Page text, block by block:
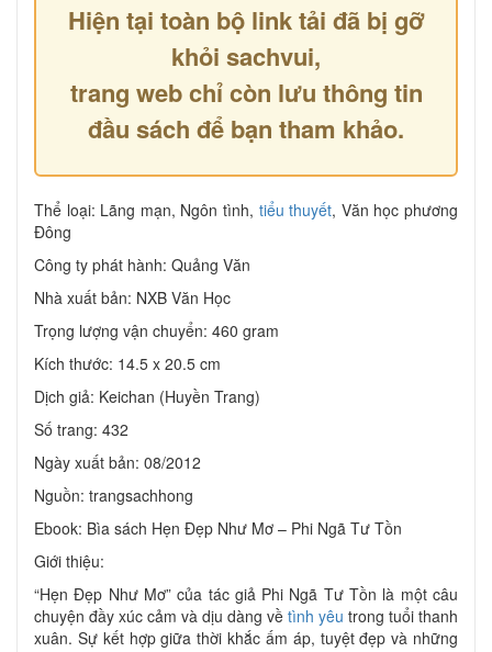
Hiện tại toàn bộ link tải đã bị gỡ
khỏi sachvui,
trang web chỉ còn lưu thông tin
đầu sách để bạn tham khảo.
Thể loại: Lãng mạn, Ngôn tình, tiểu thuyết, Văn học phương
Đông
Công ty phát hành: Quảng Văn
Nhà xuất bản: NXB Văn Học
Trọng lượng vận chuyển: 460 gram
Kích thước: 14.5 x 20.5 cm
Dịch giả: Keichan (Huyền Trang)
Số trang: 432
Ngày xuất bản: 08/2012
Nguồn: trangsachhong
Ebook: Bìa sách Hẹn Đẹp Như Mơ – Phi Ngã Tư Tồn
Giới thiệu:
“Hẹn Đẹp Như Mơ” của tác giả Phi Ngã Tư Tồn là một câu
chuyện đầy xúc cảm và dịu dàng về tình yêu trong tuổi thanh
xuân. Sự kết hợp giữa thời khắc ấm áp, tuyệt đẹp và những